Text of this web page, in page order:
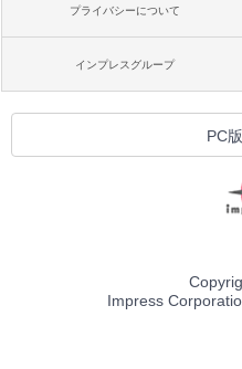
プライバシーについて
インプレスグループ
PC
Impress